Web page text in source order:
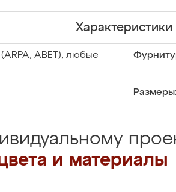
Характеристики
ABET), любые
Размеры:
и материалы